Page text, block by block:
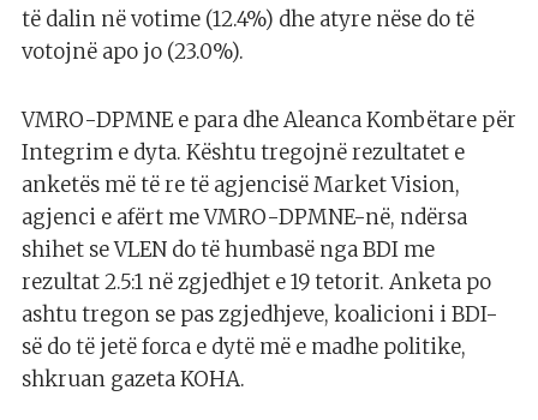
të dalin në votime (12.4%) dhe atyre nëse do të
votojnë apo jo (23.0%).
VMRO-DPMNE e para dhe Aleanca Kombëtare për
Integrim e dyta. Kështu tregojnë rezultatet e
anketës më të re të agjencisë Market Vision,
agjenci e afërt me VMRO-DPMNE-në, ndërsa
shihet se VLEN do të humbasë nga BDI me
rezultat 2.5:1 në zgjedhjet e 19 tetorit. Anketa po
ashtu tregon se pas zgjedhjeve, koalicioni i BDI-
së do të jetë forca e dytë më e madhe politike,
shkruan gazeta KOHA.